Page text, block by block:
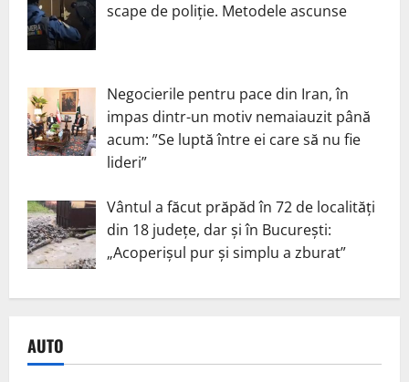
scape de poliție. Metodele ascunse
Negocierile pentru pace din Iran, în
impas dintr-un motiv nemaiauzit până
acum: ”Se luptă între ei care să nu fie
lideri”
Vântul a făcut prăpăd în 72 de localități
din 18 județe, dar și în București:
„Acoperișul pur și simplu a zburat”
AUTO